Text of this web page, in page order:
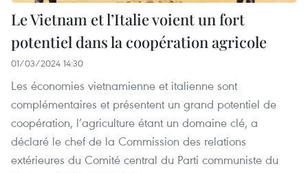
Le Vietnam et l’Italie voient un fort
potentiel dans la coopération agricole
01/03/2024 14:30
Les économies vietnamienne et italienne sont
complémentaires et présentent un grand potentiel de
coopération, l’agriculture étant un domaine clé, a
déclaré le chef de la Commission des relations
extérieures du Comité central du Parti communiste du